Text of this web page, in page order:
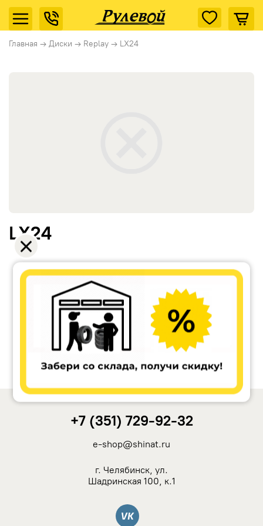
Главная → Диски → Replay → LX24
Remain
Carwel
LX24
+7 (351) 729-92-32
e-shop@shinat.ru
г. Челябинск, ул.
Шадринская 100, к.1
Вконтакте